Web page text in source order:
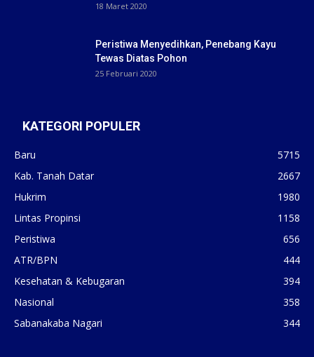
18 Maret 2020
Peristiwa Menyedihkan, Penebang Kayu
Tewas Diatas Pohon
25 Februari 2020
KATEGORI POPULER
Baru
5715
Kab. Tanah Datar
2667
Hukrim
1980
Lintas Propinsi
1158
Peristiwa
656
ATR/BPN
444
Kesehatan & Kebugaran
394
Nasional
358
Sabanakaba Nagari
344